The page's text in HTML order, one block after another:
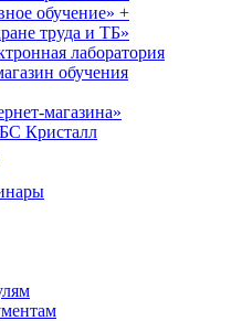
обучение» +
труда и ТБ»
лаборатория
обучения
магазина»
Кристалл